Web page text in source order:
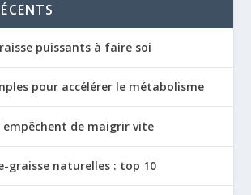
puissants à faire soi
pour accélérer le métabolisme
empêchent de maigrir vite
graisse naturelles : top 10